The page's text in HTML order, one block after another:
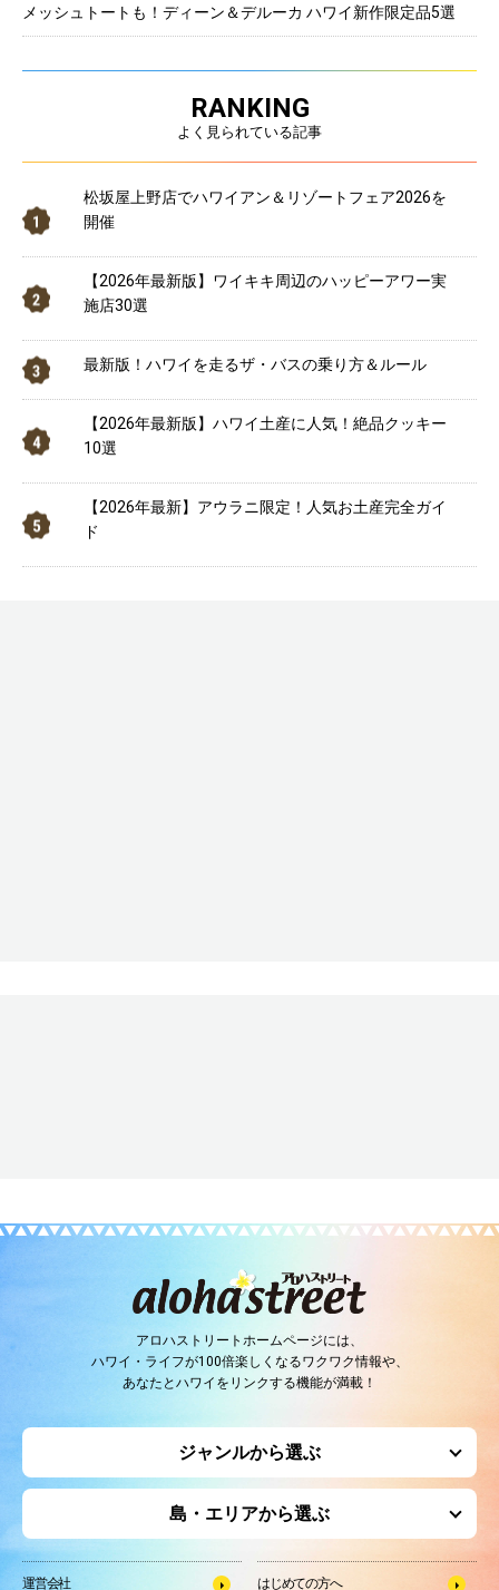
メッシュトートも！ディーン＆デルーカ ハワイ新作限定品5選
RANKING
よく見られている記事
松坂屋上野店でハワイアン＆リゾートフェア2026を
開催
【2026年最新版】ワイキキ周辺のハッピーアワー実
施店30選
最新版！ハワイを走るザ・バスの乗り方＆ルール
【2026年最新版】ハワイ土産に人気！絶品クッキー
10選
【2026年最新】アウラニ限定！人気お土産完全ガイ
ド
アロハストリートホームページには、
ハワイ・ライフが100倍楽しくなるワクワク情報や、
あなたとハワイをリンクする機能が満載！
ジャンルから選ぶ
島・エリアから選ぶ
運営会社 はじめての方へ